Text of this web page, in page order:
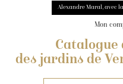
Alexandre Maral, avec
Mon
Catalogue
des jardins de